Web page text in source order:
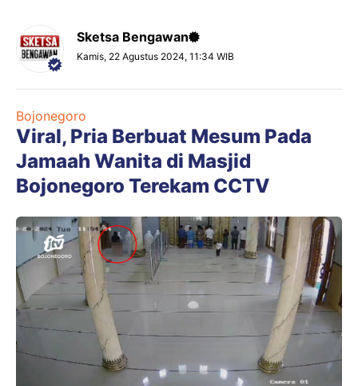
Sketsa Bengawan
Kamis, 22 Agustus 2024, 11:34 WIB
Bojonegoro
Viral, Pria Berbuat Mesum Pada
Jamaah Wanita di Masjid
Bojonegoro Terekam CCTV